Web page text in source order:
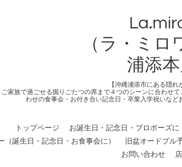
（ラ・ミロ
浦添
【沖縄浦添市にある隠れ
家族で過ごせる掘りごたつの席まで４つのシーンに合わせ
わせの食事会・お付き合い記念日・卒業入学祝いなど
トップページ お誕生日・記念日・プロポーズに
（誕生日・記念日・お食事会に）
旧盆オードブル
お問い合わせ